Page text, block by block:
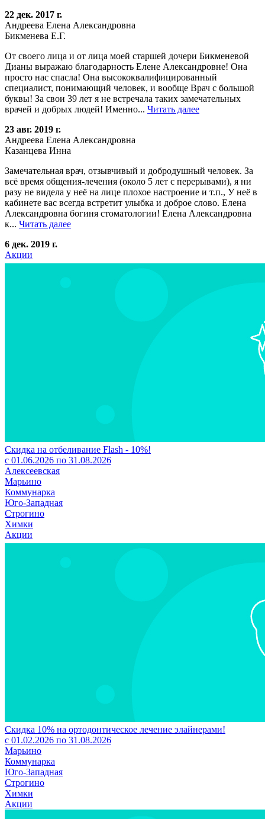
22 дек. 2017 г.
Андреева Елена Александровна
Бикменева Е.Г.
От своего лица и от лица моей старшей дочери Бикменевой
Дианы выражаю благодарность Елене Александровне! Она
просто нас спасла! Она высококвалифицированный
специалист, понимающий человек, и вообще Врач с большой
буквы! За свои 39 лет я не встречала таких замечательных
врачей и добрых людей! Именно... Читать далее
23 авг. 2019 г.
Андреева Елена Александровна
Казанцева Инна
Замечательная врач, отзывчивый и добродушный человек. За
всё время общения-лечения (около 5 лет с перерывами), я ни
разу не видела у неё на лице плохое настроение и т.п., У неё в
кабинете вас всегда встретит улыбка и доброе слово. Елена
Александровна богиня стоматологии! Елена Александровна
к... Читать далее
6 дек. 2019 г.
Акции
Скидка на отбеливание Flash - 10%!
с 01.06.2026 по 31.08.2026
Алексеевская
Марьино
Коммунарка
Юго-Западная
Строгино
Химки
Акции
Скидка 10% на ортодонтическое лечение элайнерами!
с 01.02.2026 по 31.08.2026
Марьино
Коммунарка
Юго-Западная
Строгино
Химки
Акции